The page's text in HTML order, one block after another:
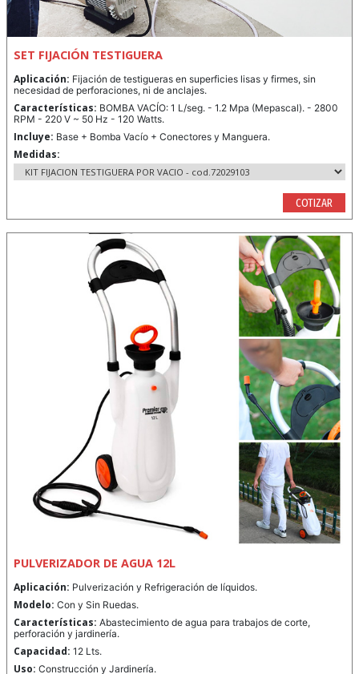
SET FIJACIÓN TESTIGUERA
Aplicación: Fijación de testigueras en superficies lisas y firmes, sin
necesidad de perforaciones, ni de anclajes.
Características: BOMBA VACÍO: 1 L/seg. - 1.2 Mpa (Mepascal). - 2800
RPM - 220 V ~ 50 Hz - 120 Watts.
Incluye: Base + Bomba Vacío + Conectores y Manguera.
Medidas:
COTIZAR
PULVERIZADOR DE AGUA 12L
Aplicación: Pulverización y Refrigeración de líquidos.
Modelo: Con y Sin Ruedas.
Características: Abastecimiento de agua para trabajos de corte,
perforación y jardinería.
Capacidad: 12 Lts.
Uso: Construcción y Jardinería.